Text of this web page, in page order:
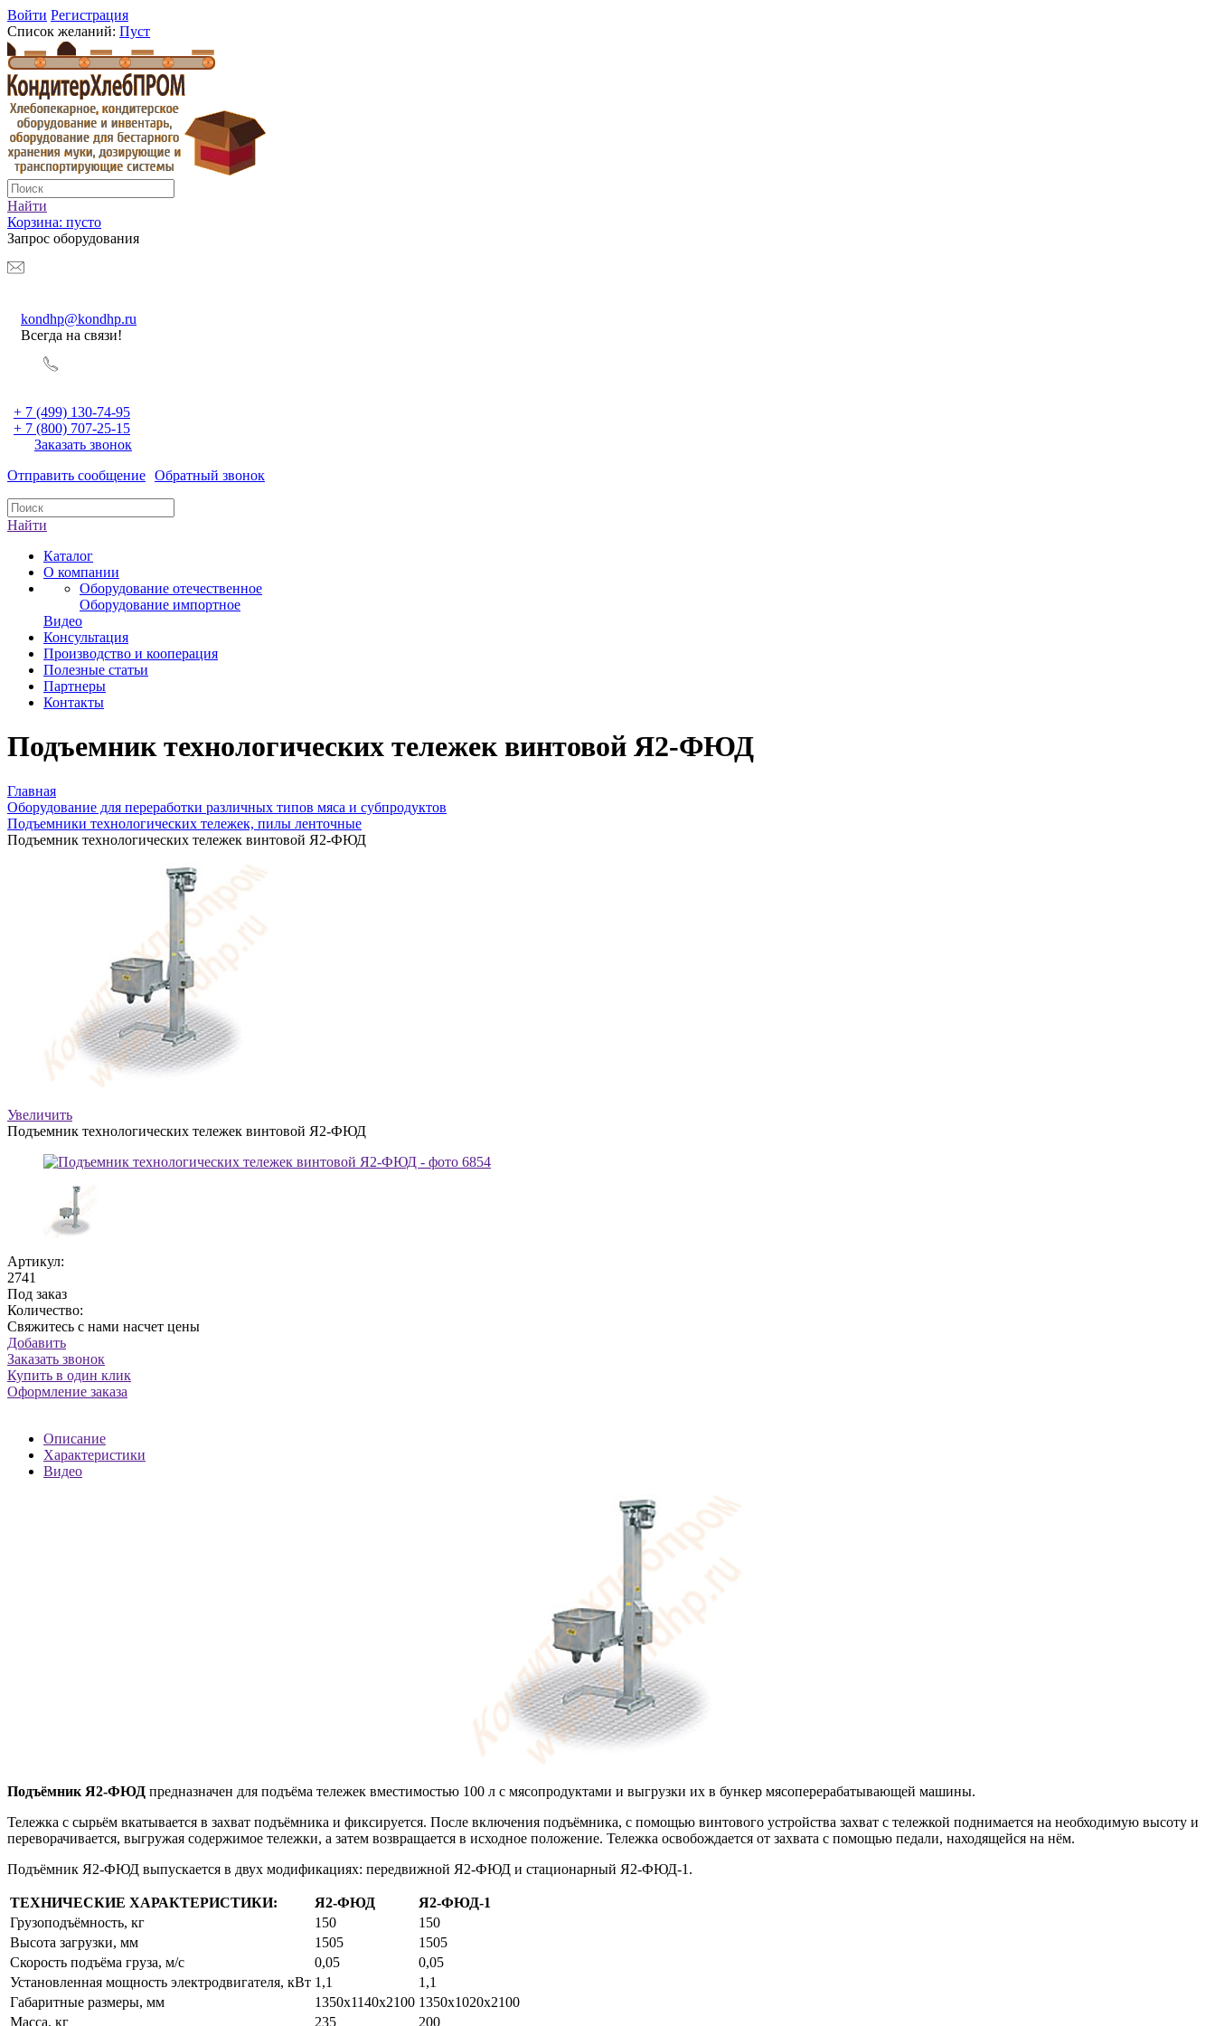
Войти Регистрация
Список желаний: Пуст
Найти
Корзина: пусто
Запрос оборудования
kondhp@kondhp.ru
Всегда на связи!
+ 7 (499) 130-74-95
+ 7 (800) 707-25-15
Заказать звонок
Отправить сообщение Обратный звонок
Найти
Каталог
О компании
Оборудование отечественное
Оборудование импортное
Видео
Консультация
Производство и кооперация
Полезные статьи
Партнеры
Контакты
Подъемник технологических тележек винтовой Я2-ФЮД
Главная
Оборудование для переработки различных типов мяса и субпродуктов
Подъемники технологических тележек, пилы ленточные
Подъемник технологических тележек винтовой Я2-ФЮД
Увеличить
Подъемник технологических тележек винтовой Я2-ФЮД
Артикул:
2741
Под заказ
Количество:
Свяжитесь с нами насчет цены
Добавить
Заказать звонок
Купить в один клик
Оформление заказа
Описание
Характеристики
Видео
Подъёмник Я2-ФЮД предназначен для подъёма тележек вместимостью 100 л с мясопродуктами и выгрузки их в бункер мясоперерабатывающей машины.
Тележка с сырьём вкатывается в захват подъёмника и фиксируется. После включения подъёмника, с помощью винтового устройства захват с тележкой поднимается на необходимую высоту и
переворачивается, выгружая содержимое тележки, а затем возвращается в исходное положение. Тележка освобождается от захвата с помощью педали, находящейся на нём.
Подъёмник Я2-ФЮД выпускается в двух модификациях: передвижной Я2-ФЮД и стационарный Я2-ФЮД-1.
ТЕХНИЧЕСКИЕ ХАРАКТЕРИСТИКИ: Я2-ФЮД
Я2-ФЮД-1
Грузоподъёмность, кг
150
150
Высота загрузки, мм
1505
1505
Скорость подъёма груза, м/с
0,05
0,05
Установленная мощность электродвигателя, кВт 1,1
1,1
Габаритные размеры, мм
1350х1140х2100 1350х1020х2100
Масса, кг
235 200